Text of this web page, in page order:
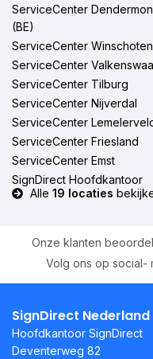
ServiceCenter
(BE)
ServiceCenter Winschoten
ServiceCenter
ServiceCenter Tilburg
ServiceCenter Nijverdal
ServiceCenter
ServiceCenter Friesland
ServiceCenter Emst
SignDirect Hoofdkantoor
Alle 19 locaties
Onze klanten
Volg ons op social-
SignDirect Nederland
Hoofdkantoor SignDirect
Deventerweg 82